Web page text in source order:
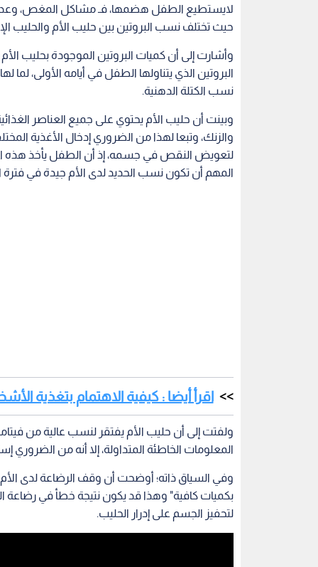
لايستطيع الطفل هضمها، فـ مشاكل المغص، وعدم
حيث تختلف نسب البروتين بين حليب الأم والحليب
وأشارت إلى أن كميات البروتين الموجودة بحليب
البروتين الذي يتناولها الطفل في أيامه الأولى،
نسب الكتلة الدهنية.
وبينت أن حليب الأم يحتوي على جميع العناصر
والزنك، وتبعا لهذا من الضروري إدخال الأغذية
لتعويض النقص في جسمه، إذ أن الطفل يأخذ هذه
المهم أن تكون نسب الحديد لدى الأم جيدة في فترة
اقرأ أيضا : كيفية الاهتمام بتغذية
ولفتت إلى أن حليب الأم يفتقر لنسب عالية من
المعلومات الخاطئة المتداولة، إلا أنه من
وفي السياق ذاته؛ أوضحت أن وقف الرضاعة لدى الأم
بكميات كافية" وهذا قد يكون نتيجة خطأ في رضاعة
لتحفيز الجسم على إدرار الحليب.